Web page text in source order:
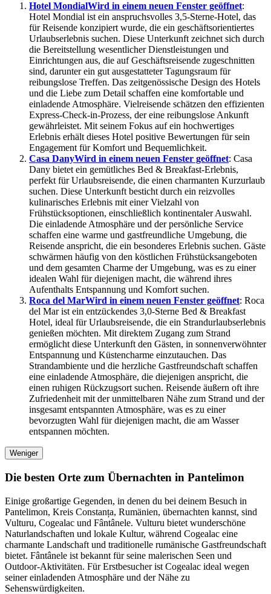
Hotel MondialWird in einem neuen Fenster geöffnet:
Hotel Mondial ist ein anspruchsvolles 3,5-Sterne-Hotel, das
für Reisende konzipiert wurde, die ein geschäftsorientiertes
Urlaubserlebnis suchen. Diese Unterkunft zeichnet sich durch
die Bereitstellung wesentlicher Dienstleistungen und
Einrichtungen aus, die auf Geschäftsreisende zugeschnitten
sind, darunter ein gut ausgestatteter Tagungsraum für
reibungslose Treffen. Das zeitgenössische Design des Hotels
und die Liebe zum Detail schaffen eine komfortable und
einladende Atmosphäre. Vielreisende schätzen den effizienten
Express-Check-in-Prozess, der eine reibungslose Ankunft
gewährleistet. Mit seinem Fokus auf ein hochwertiges
Erlebnis erhält dieses Hotel positive Bewertungen für sein
Engagement für Komfort und Bequemlichkeit.
Casa DanyWird in einem neuen Fenster geöffnet: Casa
Dany bietet ein gemütliches Bed & Breakfast-Erlebnis,
perfekt für Urlaubsreisende, die einen charmanten Kurzurlaub
suchen. Diese Unterkunft besticht durch ein reizvolles
kulinarisches Erlebnis mit einer Vielzahl von
Frühstücksoptionen, einschließlich kontinentaler Auswahl.
Die einladende Atmosphäre und der persönliche Service
schaffen eine warme und gastfreundliche Umgebung, die
Reisende anspricht, die ein besonderes Erlebnis suchen. Gäste
schwärmen häufig von den köstlichen Frühstücksangeboten
und dem gesamten Charme der Umgebung, was es zu einer
idealen Wahl für diejenigen macht, die während ihres
Aufenthalts Entspannung und Komfort suchen.
Roca del MarWird in einem neuen Fenster geöffnet: Roca
del Mar ist ein entzückendes 3,0-Sterne Bed & Breakfast
Hotel, ideal für Urlaubsreisende, die ein Strandurlaubserlebnis
genießen möchten. Mit direktem Zugang zum Strand
ermöglicht diese Unterkunft den Gästen, in sonnenverwöhnter
Entspannung und Küstencharme einzutauchen. Das
Strandambiente und die herzliche Gastfreundschaft schaffen
eine einladende Atmosphäre, die diejenigen anspricht, die
einen ruhigen Rückzugsort suchen. Reisende äußern oft ihre
Zufriedenheit mit der unmittelbaren Nähe zum Strand und der
insgesamt entspannten Atmosphäre, was es zu einer
bevorzugten Wahl für diejenigen macht, die am Wasser
entspannen möchten.
Weniger
Die besten Orte zum Übernachten in Pantelimon
Einige großartige Gegenden, in denen du bei deinem Besuch in
Pantelimon, Kreis Constanța, Rumänien, übernachten kannst, sind
Vulturu, Cogealac und Fântânele. Vulturu bietet wunderschöne
Naturlandschaften und lokale Kultur, während Cogealac eine
charmante Landschaft und traditionelle rumänische Gastfreundschaft
bietet. Fântânele ist bekannt für seine malerischen Seen und
Outdoor-Aktivitäten. Für Erstbesucher ist Cogealac ideal wegen
seiner einladenden Atmosphäre und der Nähe zu
Sehenswürdigkeiten.